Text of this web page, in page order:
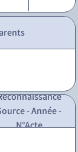
- Année -
N°Acte